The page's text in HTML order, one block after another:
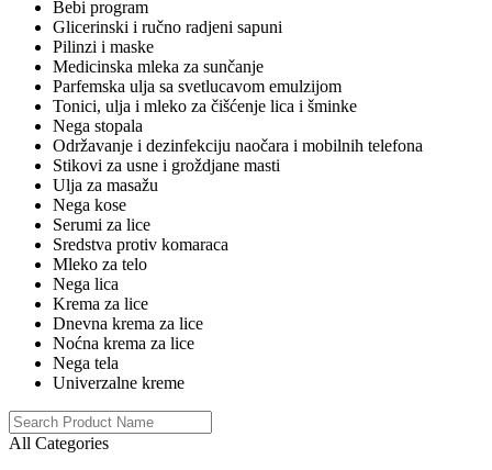
Bebi program
Glicerinski i ručno radjeni sapuni
Pilinzi i maske
Medicinska mleka za sunčanje
Parfemska ulja sa svetlucavom emulzijom
Tonici, ulja i mleko za čišćenje lica i šminke
Nega stopala
Održavanje i dezinfekciju naočara i mobilnih telefona
Stikovi za usne i groždjane masti
Ulja za masažu
Nega kose
Serumi za lice
Sredstva protiv komaraca
Mleko za telo
Nega lica
Krema za lice
Dnevna krema za lice
Noćna krema za lice
Nega tela
Univerzalne kreme
All Categories